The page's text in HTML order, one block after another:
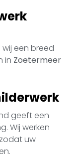
een breed
in Zoetermeer
geeft een
Wij werken
uw